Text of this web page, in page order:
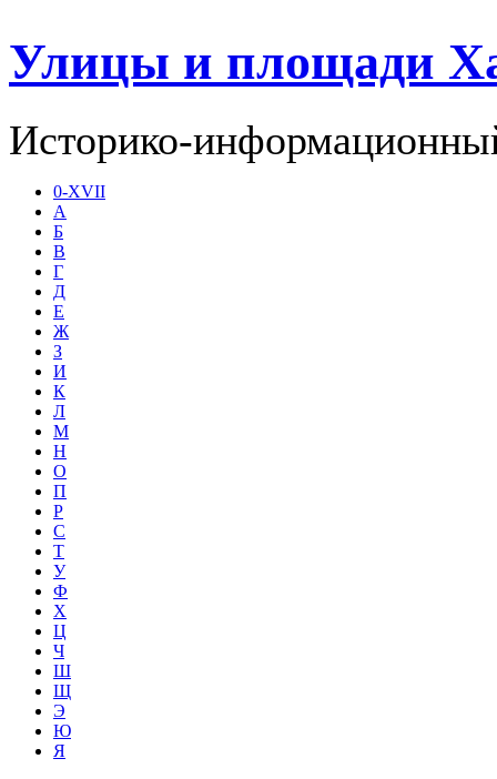
Улицы и площади
Историко-
0-XVII
А
Б
В
Г
Д
Е
Ж
З
И
К
Л
М
Н
О
П
Р
С
Т
У
Ф
Х
Ц
Ч
Ш
Щ
Э
Ю
Я